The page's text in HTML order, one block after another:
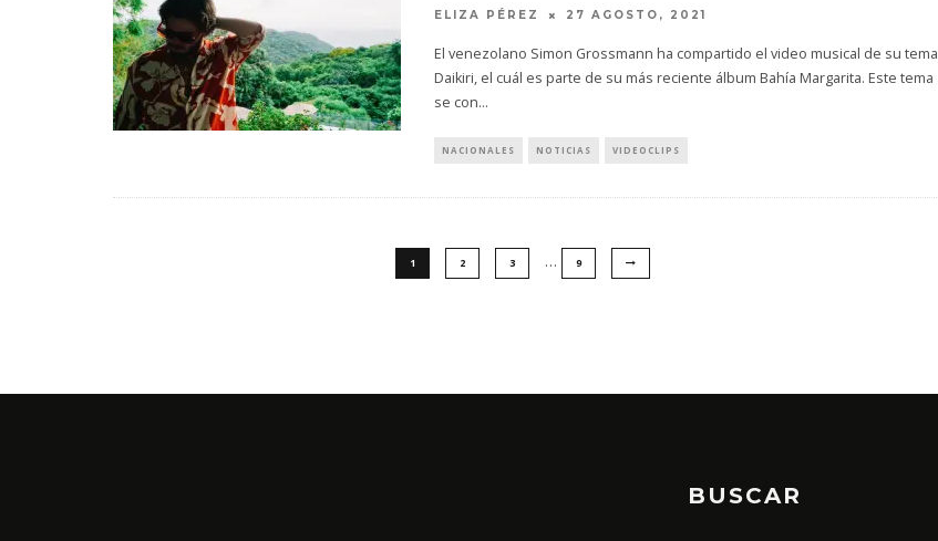
ELIZA PÉREZ 27 AGOSTO, 2021
El venezolano Simon Grossmann ha compartido el video musical de su tema
Daikiri, el cuál es parte de su más reciente álbum Bahía Margarita. Este tema
se con...
NACIONALES NOTICIAS VIDEOCLIPS
1 2 3 … 9
BUSCAR